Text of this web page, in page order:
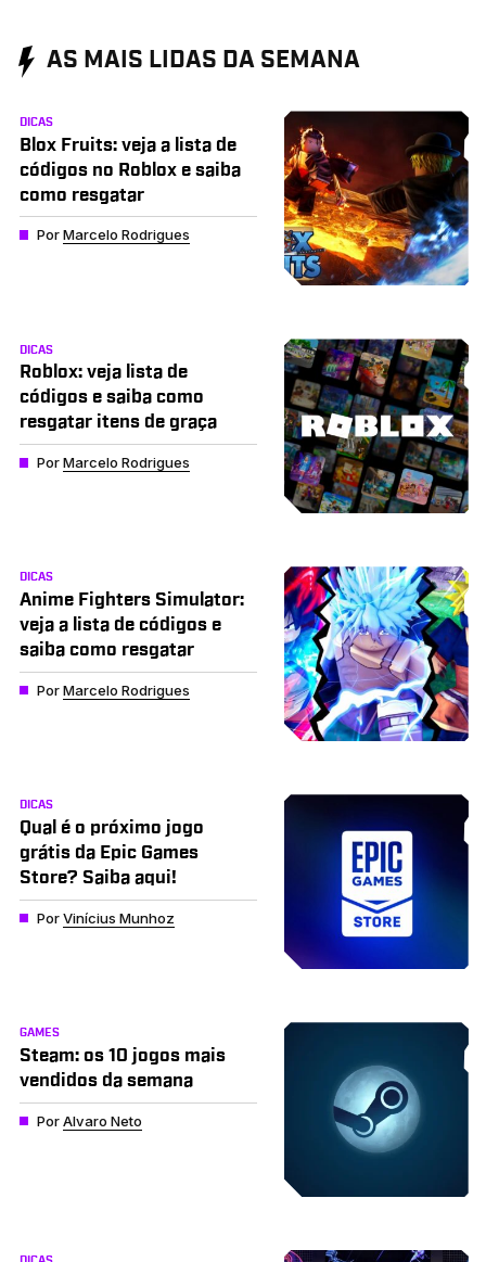
AS MAIS LIDAS DA SEMANA
DICAS
Blox Fruits: veja a lista de
códigos no Roblox e saiba
como resgatar
PorMarcelo Rodrigues
DICAS
Roblox: veja lista de
códigos e saiba como
resgatar itens de graça
PorMarcelo Rodrigues
DICAS
Anime Fighters Simulator:
veja a lista de códigos e
saiba como resgatar
PorMarcelo Rodrigues
DICAS
Qual é o próximo jogo
grátis da Epic Games
Store? Saiba aqui!
PorVinícius Munhoz
GAMES
Steam: os 10 jogos mais
vendidos da semana
PorAlvaro Neto